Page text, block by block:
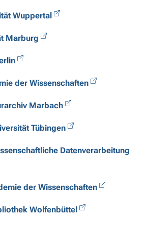
Wuppertal
Marburg
der Wissenschaften
Marbach
Tübingen
Datenverarbeitung
der Wissenschaften
Wolfenbüttel